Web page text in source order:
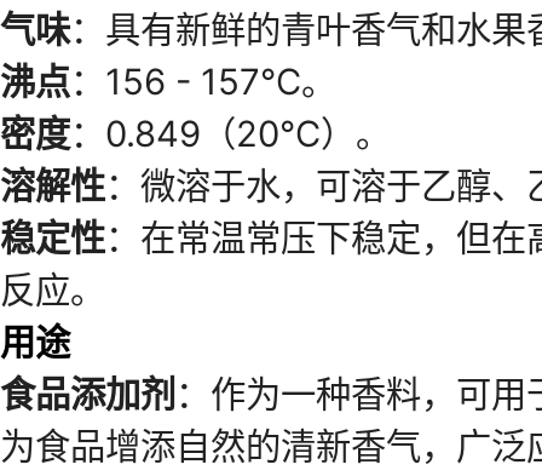
气味：具有新鲜的青叶香气和水果
沸点：156 - 157℃。
密度：0.849（20℃）。
溶解性：微溶于水，可溶于乙醇
稳定性：在常温常压下稳定，但
反应。
用途
食品添加剂 ：作为一种香料，可
为食品增添自然的清新香气，广